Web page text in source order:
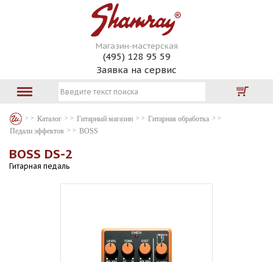
Магазин-мастерская
(495) 128 95 59
Заявка на сервис
Каталог Гитарный магазин
Гитарная обработка
Педали эффектов
BOSS
BOSS DS-2
Гитарная педаль